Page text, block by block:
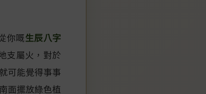
你嘅生辰八字
支屬火，對於
可能覺得事事
面擺放綠色植